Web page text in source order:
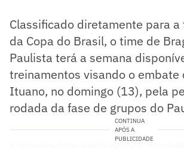
Classificado diretamente para a
da Copa do Brasil, o time de
Paulista terá a semana
treinamentos visando o embate
Ituano, no domingo (13), pela
rodada da fase de grupos do
CONTINUA
APÓS A
PUBLICIDADE